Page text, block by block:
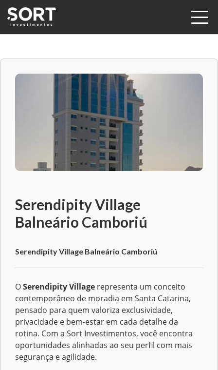
Serendipity Village
Balneário Camboriú
Serendipity Village Balneário Camboriú
OSerendipity Village representa um conceito
contemporâneo de moradia em Santa Catarina,
pensado para quem valoriza exclusividade,
privacidade e bem-estar em cada detalhe da
rotina. Com a Sort Investimentos, você encontra
oportunidades alinhadas ao seu perfil com mais
segurança e agilidade.